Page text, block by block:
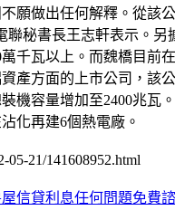
願做出任何解釋。從該
聯秘書長王志軒表示。
千瓦以上。而魏橋目前
產方面的上市公司，該
機容量增加至2400兆
化再建6個熱電廠。
05-21/141608952.html
信貸利息任何問題免費